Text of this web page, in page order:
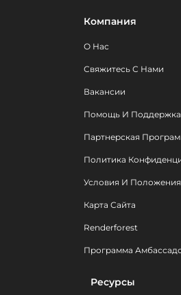
Компания
О Нас
Свяжитесь С Нами
Вакансии
Помощь И Поддержка
Партнерская
Политика
Условия И Положения
Карта Сайта
Renderforest
Программа
Ресурсы